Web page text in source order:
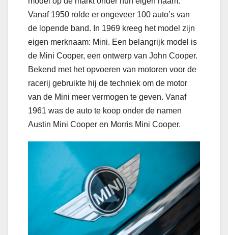
Vanaf 1950 rolde er ongeveer 100 auto’s van
de lopende band. In 1969 kreeg het model zijn
eigen merknaam: Mini. Een belangrijk model is
de Mini Cooper, een ontwerp van John Cooper.
Bekend met het opvoeren van motoren voor de
racerij gebruikte hij de techniek om de motor
van de Mini meer vermogen te geven. Vanaf
1961 was de auto te koop onder de namen
Austin Mini Cooper en Morris Mini Cooper.